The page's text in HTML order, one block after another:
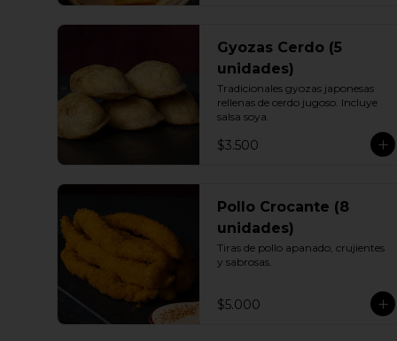
Gyozas Cerdo (5
unidades)
Tradicionales gyozas japonesas
rellenas de cerdo jugoso. Incluye
salsa soya.
$3.500
Pollo Crocante (8
unidades)
Tiras de pollo apanado, crujientes
y sabrosas.
$5.000